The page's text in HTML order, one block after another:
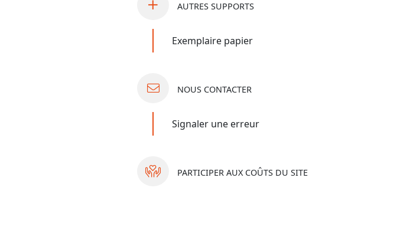
AUTRES SUPPORTS
Exemplaire papier
NOUS CONTACTER
Signaler une erreur
PARTICIPER AUX COÛTS DU SITE